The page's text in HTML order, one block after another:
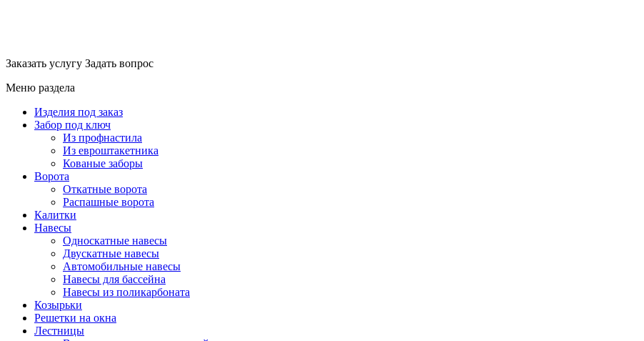
Заказать услугу Задать вопрос
Меню раздела
Изделия под заказ
Забор под ключ
Из профнастила
Из евроштакетника
Кованые заборы
Ворота
Откатные ворота
Распашные ворота
Калитки
Навесы
Односкатные навесы
Двускатные навесы
Автомобильные навесы
Навесы для бассейна
Навесы из поликарбоната
Козырьки
Решетки на окна
Лестницы